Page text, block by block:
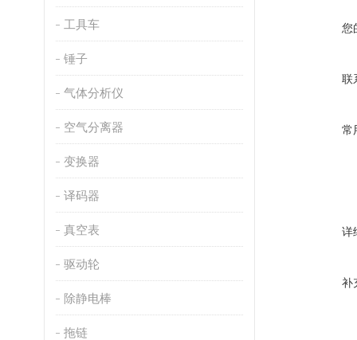
工具车
锤子
气体分析仪
空气分离器
变换器
译码器
真空表
驱动轮
除静电棒
拖链
您
联
常
详
补